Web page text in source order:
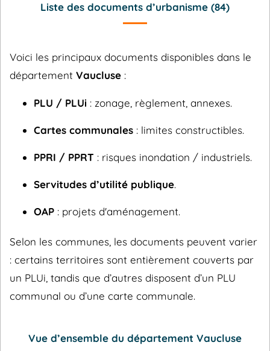
Liste des documents d’urbanisme (84)
Voici les principaux documents disponibles dans le
département Vaucluse :
PLU / PLUi : zonage, règlement, annexes.
Cartes communales : limites constructibles.
PPRI / PPRT : risques inondation / industriels.
Servitudes d’utilité publique.
OAP : projets d'aménagement.
Selon les communes, les documents peuvent varier
: certains territoires sont entièrement couverts par
un PLUi, tandis que d’autres disposent d’un PLU
communal ou d’une carte communale.
Vue d’ensemble du département Vaucluse